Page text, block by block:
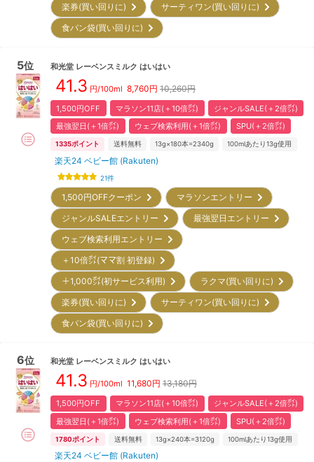
楽券(買い回りに)
サーティワン(買い回りに)
食パン袋(買い回りに)
5位 和光堂 レーベンスミルク はいはい
41.3 円/100ml 8,760円 10,260円
1,500円OFF マラソン11店(＋10倍㌽)
ジャンルSALE(＋2倍㌽)
最強翌日(＋1倍㌽)
ウェブ検索利用(＋1倍㌽) SPU(＋2倍㌽)
1335ポイント 送料無料 13g×180本=2340g 100mlあたり13g使用
楽天24 ベビー館 (Rakuten)
21件
1,500円OFFクーポン
マラソンエントリー
ジャンルSALEエントリー
最強翌日エントリー
ウェブ検索利用エントリー
＋10倍㌽(ママ割 初登録)
＋1,000㌽(初サービス利用)
ラクマ(買い回りに)
楽券(買い回りに)
サーティワン(買い回りに)
食パン袋(買い回りに)
6位 和光堂 レーベンスミルク はいはい
41.3 円/100ml 11,680円 13,180円
1,500円OFF マラソン11店(＋10倍㌽)
ジャンルSALE(＋2倍㌽)
最強翌日(＋1倍㌽)
ウェブ検索利用(＋1倍㌽) SPU(＋2倍㌽)
1780ポイント 送料無料 13g×240本=3120g 100mlあたり13g使用
楽天24 ベビー館 (Rakuten)